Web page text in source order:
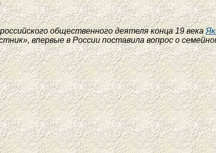
общественного деятеля конца 19 века
впервые в России поставила вопрос о